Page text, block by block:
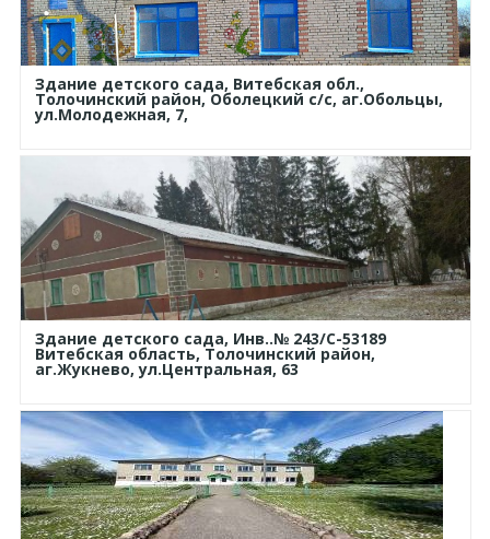
Здание детского сада, Витебская обл.,
Толочинский район, Оболецкий с/с, аг.Обольцы,
ул.Молодежная, 7,
Здание детского сада, Инв..№ 243/С-53189
Витебская область, Толочинский район,
аг.Жукнево, ул.Центральная, 63